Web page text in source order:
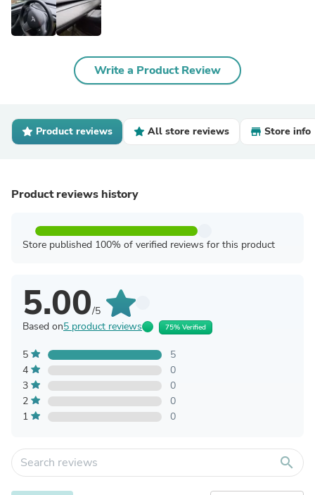
Write a Product Review
Product reviews All store reviews Store info
Product reviews history
Store published 100% of verified reviews for this product
5.00/5
Based on5 product reviews 75% Verified
5
5
4
0
3
0
2
0
1
0
search